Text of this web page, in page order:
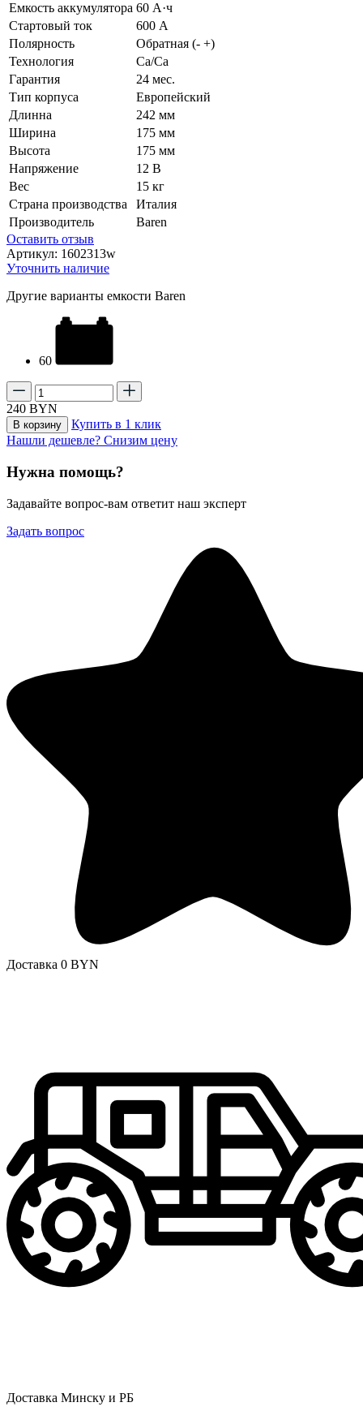
Емкость аккумулятора 60 А·ч
Стартовый ток
600 А
Полярность
Обратная (- +)
Технология
Ca/Ca
Гарантия
24 мес.
Тип корпуса
Европейский
Длинна
242 мм
Ширина
175 мм
Высота
175 мм
Напряжение
12 В
Вес
15 кг
Страна производства
Италия
Производитель
Baren
Оставить отзыв
Артикул: 1602313w
Уточнить наличие
Другие варианты емкости Baren
60
240 BYN
В корзину
Купить в 1 клик
Нашли дешевле? Снизим цену
Нужна помощь?
Задавайте вопрос-вам ответит наш эксперт
Задать вопрос
Доставка 0 BYN
Доставка Минску и РБ